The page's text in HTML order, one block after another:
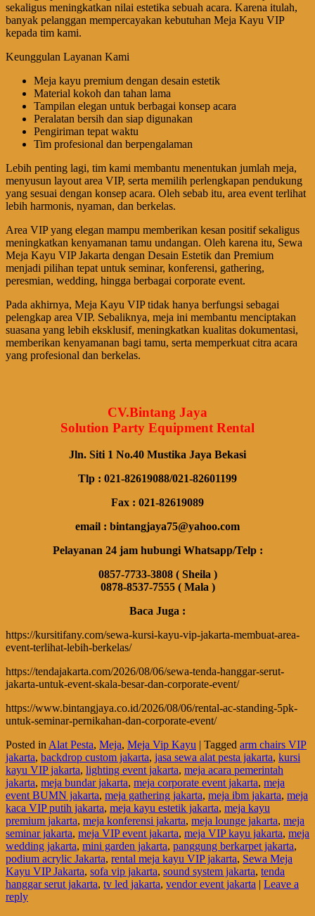
sekaligus meningkatkan nilai estetika sebuah acara. Karena itulah,
banyak pelanggan mempercayakan kebutuhan Meja Kayu VIP
kepada tim kami.
Keunggulan Layanan Kami
Meja kayu premium dengan desain estetik
Material kokoh dan tahan lama
Tampilan elegan untuk berbagai konsep acara
Peralatan bersih dan siap digunakan
Pengiriman tepat waktu
Tim profesional dan berpengalaman
Lebih penting lagi, tim kami membantu menentukan jumlah meja,
menyusun layout area VIP, serta memilih perlengkapan pendukung
yang sesuai dengan konsep acara. Oleh sebab itu, area event terlihat
lebih harmonis, nyaman, dan berkelas.
Area VIP yang elegan mampu memberikan kesan positif sekaligus
meningkatkan kenyamanan tamu undangan. Oleh karena itu, Sewa
Meja Kayu VIP Jakarta dengan Desain Estetik dan Premium
menjadi pilihan tepat untuk seminar, konferensi, gathering,
peresmian, wedding, hingga berbagai corporate event.
Pada akhirnya, Meja Kayu VIP tidak hanya berfungsi sebagai
pelengkap area VIP. Sebaliknya, meja ini membantu menciptakan
suasana yang lebih eksklusif, meningkatkan kualitas dokumentasi,
memberikan kenyamanan bagi tamu, serta memperkuat citra acara
yang profesional dan berkelas.
CV.Bintang Jaya
Solution Party Equipment Rental
Jln. Siti 1 No.40 Mustika Jaya Bekasi
Tlp : 021-82619088/021-82601199
Fax : 021-82619089
email : bintangjaya75@yahoo.com
Pelayanan 24 jam hubungi Whatsapp/Telp :
0857-7733-3808 ( Sheila )
0878-8537-7555 ( Mala )
Baca Juga :
https://kursitifany.com/sewa-kursi-kayu-vip-jakarta-membuat-area-
event-terlihat-lebih-berkelas/
https://tendajakarta.com/2026/08/06/sewa-tenda-hanggar-serut-
jakarta-untuk-event-skala-besar-dan-corporate-event/
https://www.bintangjaya.co.id/2026/08/06/rental-ac-standing-5pk-
untuk-seminar-pernikahan-dan-corporate-event/
Posted in Alat Pesta, Meja, Meja Vip Kayu | Tagged arm chairs VIP
jakarta, backdrop custom jakarta, jasa sewa alat pesta jakarta, kursi
kayu VIP jakarta, lighting event jakarta, meja acara pemerintah
jakarta, meja bundar jakarta, meja corporate event jakarta, meja
event BUMN jakarta, meja gathering jakarta, meja ibm jakarta, meja
kaca VIP putih jakarta, meja kayu estetik jakarta, meja kayu
premium jakarta, meja konferensi jakarta, meja lounge jakarta, meja
seminar jakarta, meja VIP event jakarta, meja VIP kayu jakarta, meja
wedding jakarta, mini garden jakarta, panggung berkarpet jakarta,
podium acrylic Jakarta, rental meja kayu VIP jakarta, Sewa Meja
Kayu VIP Jakarta, sofa vip jakarta, sound system jakarta, tenda
hanggar serut jakarta, tv led jakarta, vendor event jakarta | Leave a
reply